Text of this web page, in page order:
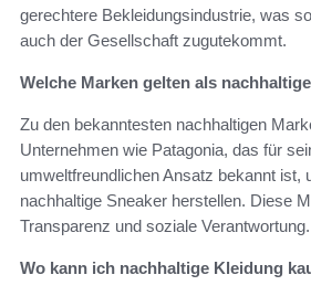
gerechtere Bekleidungsindustrie, was
auch der Gesellschaft zugutekommt.
Welche Marken gelten als
Zu den bekanntesten nachhaltigen
Unternehmen wie Patagonia, das für
umweltfreundlichen Ansatz bekannt ist,
nachhaltige Sneaker herstellen. Diese
Transparenz und soziale Verantwortung.
Wo kann ich nachhaltige Kleidung